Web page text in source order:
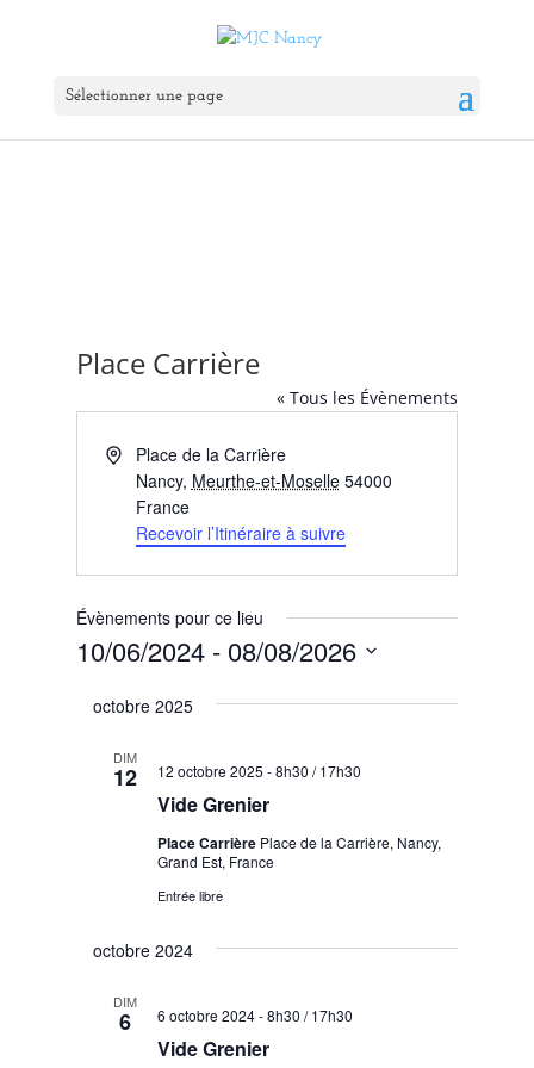
Sélectionner une page
Place Carrière
« Tous les Évènements
AdressePlace de la Carrière
Nancy, Meurthe-et-Moselle 54000
France
Recevoir l’Itinéraire à suivre
Évènements pour ce lieu
10/06/2024 - 08/08/2026
une
octobre 2025
DIM
12
Vide Grenier
12 octobre 2025 - 8h30 /17h30
Place Carrière Place de la Carrière, Nancy,
Grand Est, France
Entrée libre
octobre 2024
DIM
6
Vide Grenier
6 octobre 2024 - 8h30 /17h30